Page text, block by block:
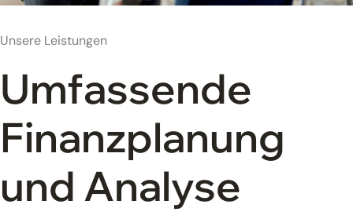
Unsere Leistungen
Umfassende
Finanzplanung
und Analyse